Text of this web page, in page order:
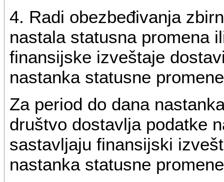
4. Radi obezbeđivanja
nastala statusna promena
finansijske izveštaje
nastanka statusne
Za period do dana
društvo dostavlja podatke
sastavljaju finansijski
nastanka statusne